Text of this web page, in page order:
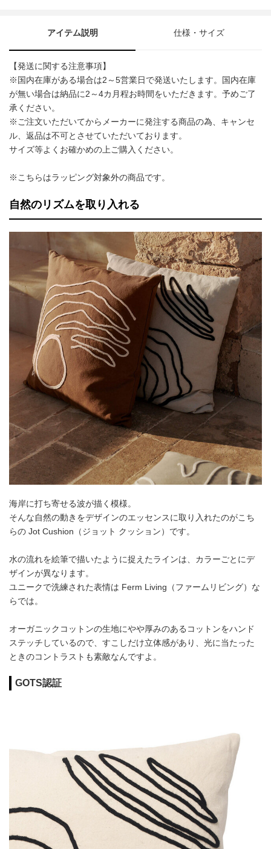
アイテム説明 仕様・サイズ
【発送に関する注意事項】
※国内在庫がある場合は2～5営業日で発送いたします。国内在庫
が無い場合は納品に2～4カ月程お時間をいただきます。予めご了
承ください。
※ご注文いただいてからメーカーに発注する商品の為、キャンセ
ル、返品は不可とさせていただいております。
サイズ等よくお確かめの上ご購入ください。
※こちらはラッピング対象外の商品です。
自然のリズムを取り入れる
海岸に打ち寄せる波が描く模様。
そんな自然の動きをデザインのエッセンスに取り入れたのがこち
らの Jot Cushion（ジョット クッション）です。
水の流れを絵筆で描いたように捉えたラインは、カラーごとにデ
ザインが異なります。
ユニークで洗練された表情は Ferm Living（ファームリビング）な
らでは。
オーガニックコットンの生地にやや厚みのあるコットンをハンド
ステッチしているので、すこしだけ立体感があり、光に当たった
ときのコントラストも素敵なんですよ。
GOTS認証